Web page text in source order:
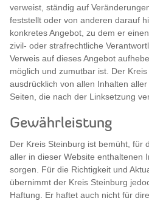
verweist, ständig auf
feststellt oder von anderen darauf
konkretes Angebot, zu dem er
zivil- oder strafrechtliche
Verweis auf dieses Angebot
möglich und zumutbar ist. Der
ausdrücklich von allen Inhalten
Seiten, die nach der Linksetzung
Gewährleistung
Der Kreis Steinburg ist bemüht, für
aller in dieser Website enthaltenen
sorgen. Für die Richtigkeit und
übernimmt der Kreis Steinburg
Haftung. Er haftet auch nicht für